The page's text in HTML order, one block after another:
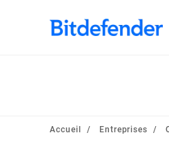
Souveraineté des
Accueil Entreprises